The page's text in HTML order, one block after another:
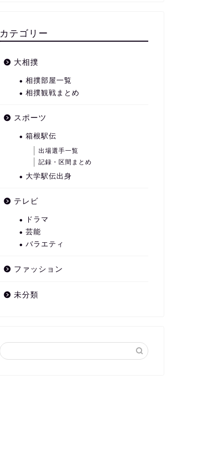
カテゴリー
大相撲
相撲部屋一覧
相撲観戦まとめ
スポーツ
箱根駅伝
出場選手一覧
記録・区間まとめ
大学駅伝出身
テレビ
ドラマ
芸能
バラエティ
ファッション
未分類